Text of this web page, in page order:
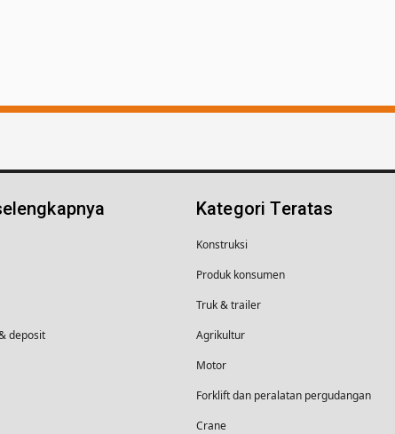
deposit
Kategori Teratas
Konstruksi
Produk konsumen
Truk & trailer
Agrikultur
Motor
Forklift dan peralatan pergudangan
Crane